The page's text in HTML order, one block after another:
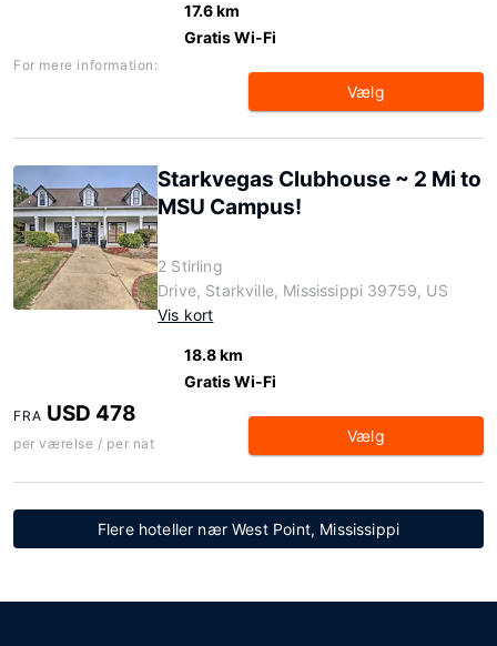
17.6 km
Gratis Wi-Fi
For mere information:
Vælg
Starkvegas Clubhouse ~ 2 Mi to
MSU Campus!
2 Stirling
Drive, Starkville, Mississippi 39759, US
Vis kort
18.8 km
Gratis Wi-Fi
FRA USD 478
per værelse / per nat Vælg
Flere hoteller nær West Point, Mississippi